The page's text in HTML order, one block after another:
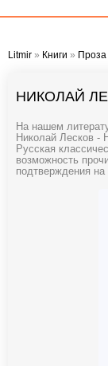
Litmir » Книги » Проза
НИКОЛАЙ
На нашем
Николай Лесков -
Русская
возможность
подтверждения